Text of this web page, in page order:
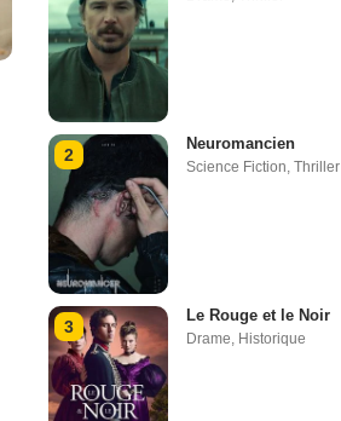
2
Neuromancien
Science Fiction Thriller
3
Le Rouge et le Noir
Drame Historique